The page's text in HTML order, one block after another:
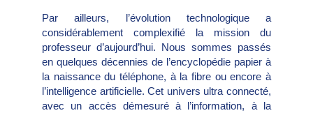
Par ailleurs, l’évolution technologique a
considérablement complexifié la mission du
professeur d’aujourd’hui. Nous sommes passés
en quelques décennies de l’encyclopédie papier à
la naissance du téléphone, à la fibre ou encore à
l’intelligence artificielle. Cet univers ultra connecté,
avec un accès démesuré à l’information, à la